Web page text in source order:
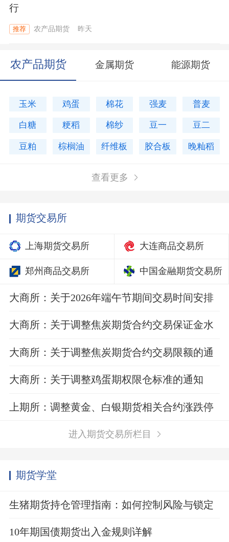
行
推荐 农产品期货 昨天
农产品期货 金属期货 能源期货
玉米 鸡蛋 棉花 强麦 普麦
白糖 粳稻 棉纱 豆一 豆二
豆粕 棕榈油 纤维板 胶合板 晚籼稻
查看更多
期货交易所
上海期货交易所 大连商品交易所
郑州商品交易所 中国金融期货交易所
大商所：关于2026年端午节期间交易时间安排
的通知
大商所：关于调整焦炭期货合约交易保证金水
平的通知
大商所：关于调整焦炭期货合约交易限额的通
知
大商所：关于调整鸡蛋期权限仓标准的通知
上期所：调整黄金、白银期货相关合约涨跌停
板幅度和交易保证金比例
进入期货交易所栏目
期货学堂
生猪期货持仓管理指南：如何控制风险与锁定
利润？
10年期国债期货出入金规则详解